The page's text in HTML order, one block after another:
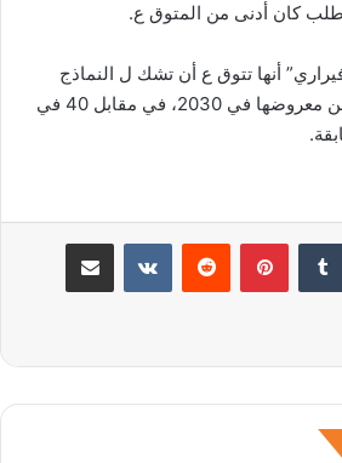
طلب كان أدنى من المتوق ع.
أنها تتوق ع أن تشك ل النماذج
الكهربائية 20 في المئة من معروضها في 2030، في مقابل 40 في
بينتيريست مشاركة عبر البريد